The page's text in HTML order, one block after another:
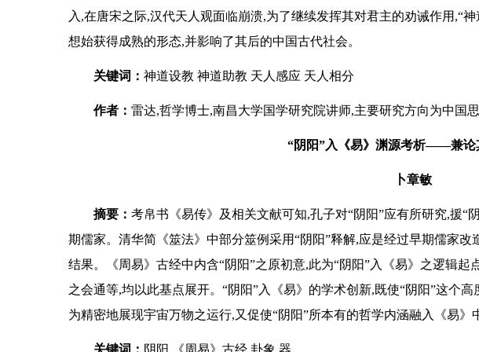
入,在唐宋之际,汉代天人观面临崩溃,为了继续发挥其对君主的劝诫作用,“
想始获得成熟的形态,并影响了其后的中国古代社会。
关键词： 神道设教 神道助教 天人感应 天人相分
作者： 雷达,哲学博士,南昌大学国学研究院讲师,主要研究方向为中国思
“阴阳”入《易》渊源考析——兼论
卜章敏
摘要： 考帛书《易传》及相关文献可知,孔子对“阴阳”应有所研究,援“
期儒家。清华简《筮法》中部分筮例采用“阴阳”释解,应是经过早期儒家
结果。《周易》古经中内含“阴阳”之原初意,此为“阴阳”入《易》之逻辑
之会通等,均以此基点展开。“阴阳”入《易》的学术创新,既使“阴阳”这个
为精密地展现宇宙万物之运行,又促使“阴阳”所本有的哲学内涵融入《易》
关键词： 阴阳 《周易》古经 卦象 器